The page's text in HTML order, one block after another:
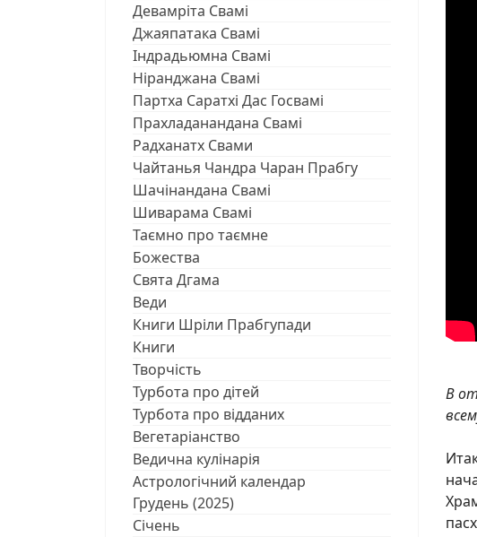
Девамріта Свамі
Джаяпатака Свамі
Індрадьюмна Свамі
Ніранджана Свамі
Партха Саратхі Дас Госвамі
Прахладанандана Свамі
Радханатх Свами
Чайтанья Чандра Чаран Прабгу
Шачінандана Свамі
Шиварама Свамі
Таємно про таємне
Божества
Свята Дгама
Веди
Книги Шріли Прабгупади
Книги
Творчість
Турбота про дітей
Турбота про відданих
Вегетаріанство
Ведична кулінарія
Астрологічний календар
Грудень (2025)
Січень
В